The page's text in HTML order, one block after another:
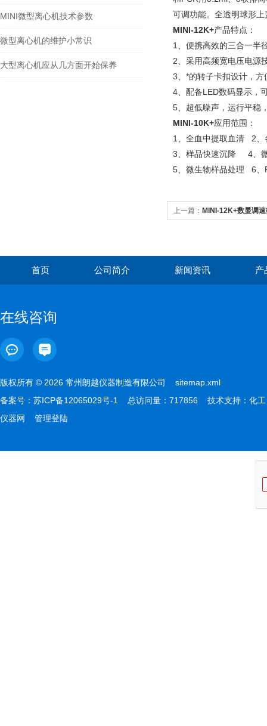
MINI微型离心机技术参数
微型离心机的维护小常识
大型离心机应从几方面开始保养
可调功能。全透明球形
MINI-12K+产品特点：
1、便携高效的三合一半
2、采用高频宽电压电源
3、*的转子卡扣设计，方
4、配备LED数码显示，
5、超低噪声，运行平稳
MINI-10K+应用范围：
1、全血中提取血清 2、
3、样品快速沉降 4、
5、微生物样品处理 6、
上一篇： MINI-12K+数显调
首页 公司简介 新闻资讯 产
在线咨询
版权所有 © 2026 常州朗越仪器制造有限公司 sitemap.xml
备案号： 苏ICP备12065029号-1 总访问量：717856 技术支持： 化工
仪器网
管理登陆